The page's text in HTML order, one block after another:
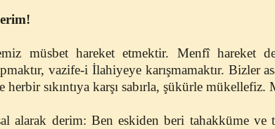
müsbet hareket etmektir. Menfî hareket
vazife-i İlahiyeye karışmamaktır. Bizler
sıkıntıya karşı sabırla, şükürle mükellefiz.
alarak derim: Ben eskiden beri tahakküme ve